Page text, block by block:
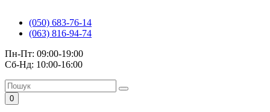
(050) 683-76-14
(063) 816-94-74
Пн-Пт: 09:00-19:00
Сб-Нд: 10:00-16:00
0